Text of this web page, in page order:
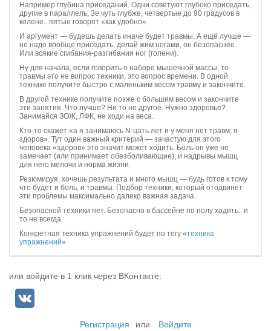
Например глубина приседаний. Одни советуют глубоко приседать,
другие в параллель, 3е чуть глубже, четвертые до 90 градусов в
колене.. пятые говорят «как удобно».
И аргумент — будешь делать иначе будет травмы. А ещё лучше —
не надо вообще приседать, делай жим ногами, он безопаснее.
Или всякие сгибания-разгибания ног (голени).
Ну для начала, если говорить о наборе мышечной массы, то
травмы это не вопрос техники, это вопрос времени. В одной
технике получите быстро с маленьким весом травму и закончите.
В другой технике получите позже с большим весом и закончите
эти занятия. Что лучше? Ни то не другое. Нужно здоровье?
Занимайся ЗОЖ, ЛФК, не ходи на веса.
Кто-то скажет «а я занимаюсь N-цать лет и у меня нет травм, я
здоров». Тут один важный критерий — зачастую для этого
человека «здоров» это значит может ходить. Боль он уже не
замечает (или принимает обезболивающие), и надрывы мышц
для него мелочи и норма жизни.
Резюмируя, хочешь результата и много мышц — будь готов к тому
что будет и боль, и травмы. Подбор техники, который отодвинет
эти проблемы максимально далеко важная задача.
Безопасной техники нет. Безопасно в бассейне по полу ходить.. и
то не всегда.
Конкретная техника упражнений будет по тегу «техника
упражнений«
или войдите в 1 клик через ВКонтакте:
Регистрация или Войдите